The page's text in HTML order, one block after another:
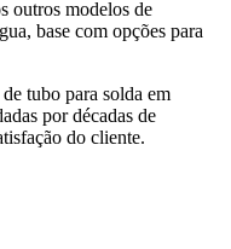
outros modelos de
base com opções para
tubo para solda em
por décadas de
do cliente.